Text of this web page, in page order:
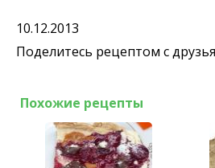
10.12.2013
Поделитесь рецептом с
Похожие рецепты